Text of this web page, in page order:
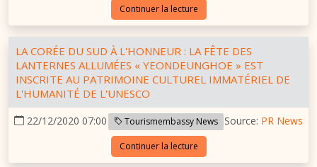
Continuer la lecture
LA CORÉE DU SUD À L'HONNEUR : LA FÊTE DES
LANTERNES ALLUMÉES « YEONDEUNGHOE » EST
INSCRITE AU PATRIMOINE CULTUREL IMMATÉRIEL DE
L'HUMANITÉ DE L'UNESCO
22/12/2020 07:00 Tourismembassy News Source: PR News
Continuer la lecture